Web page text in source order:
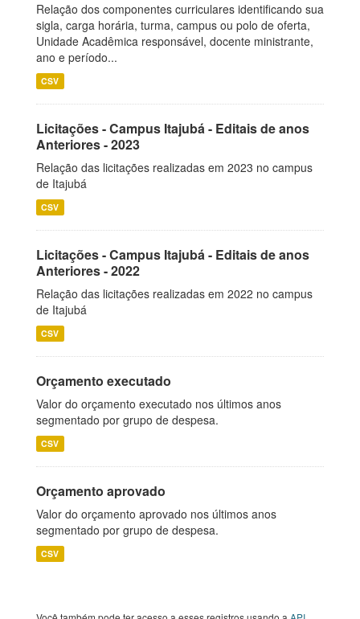
Relação dos componentes curriculares identificando sua
sigla, carga horária, turma, campus ou polo de oferta,
Unidade Acadêmica responsável, docente ministrante,
ano e período...
CSV
Licitações - Campus Itajubá - Editais de anos
Anteriores - 2023
Relação das licitações realizadas em 2023 no campus
de Itajubá
CSV
Licitações - Campus Itajubá - Editais de anos
Anteriores - 2022
Relação das licitações realizadas em 2022 no campus
de Itajubá
CSV
Orçamento executado
Valor do orçamento executado nos últimos anos
segmentado por grupo de despesa.
CSV
Orçamento aprovado
Valor do orçamento aprovado nos últimos anos
segmentado por grupo de despesa.
CSV